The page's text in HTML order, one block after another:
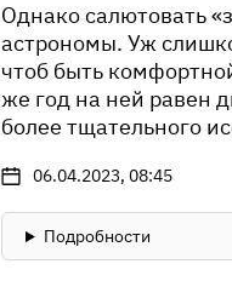
Однако салютовать
астрономы. Уж
чтоб быть
же год на ней равен
более тщательного
06.04.2023, 08:45
Подробности